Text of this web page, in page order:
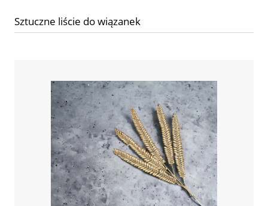
Sztuczne liście do wiązanek